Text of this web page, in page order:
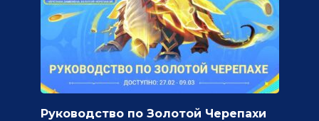
Руководство по Золотой Черепахи